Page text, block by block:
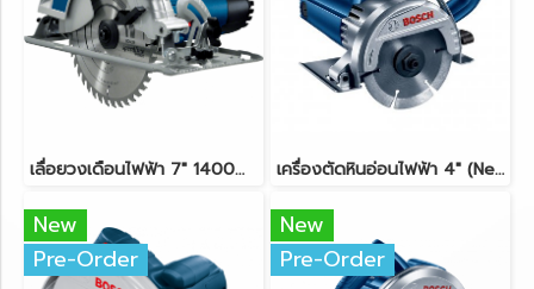
เลื่อยวงเดือนไฟฟ้า 7" 1400W. BOSCH รุ่น GKS 190 เครื่องตัดหินอ่อนไฟฟ้า 4" (New) 1400W. BOSCH รุ่น GDC 140
New
Pre-Order
New
Pre-Order